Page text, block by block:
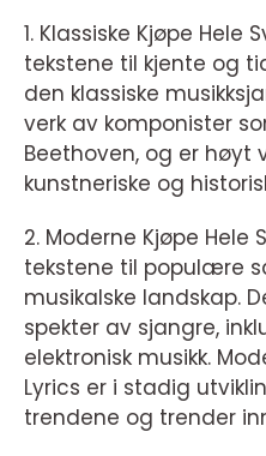
1. Klassiske Kjøpe Hele
tekstene til kjente og
den klassiske
verk av komponister
Beethoven, og er høyt
kunstneriske og
2. Moderne Kjøpe Hele
tekstene til populære
musikalske landskap.
spekter av sjangre,
elektronisk musikk.
Lyrics er i stadig
trendene og trender